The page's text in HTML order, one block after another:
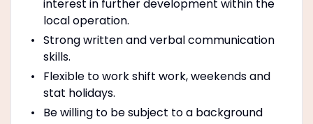
interest in further development within the
local operation.
Strong written and verbal communication
skills.
Flexible to work shift work, weekends and
stat holidays.
Be willing to be subject to a background